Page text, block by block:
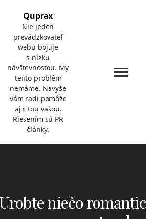
content
Quprax
Nie jeden
prevádzkovateľ
webu bojuje
s nízku
návštevnosťou. My
tento problém
nemáme. Navyše
vám radi pomôže
aj s tou vašou.
Riešením sú PR
články.
niečo